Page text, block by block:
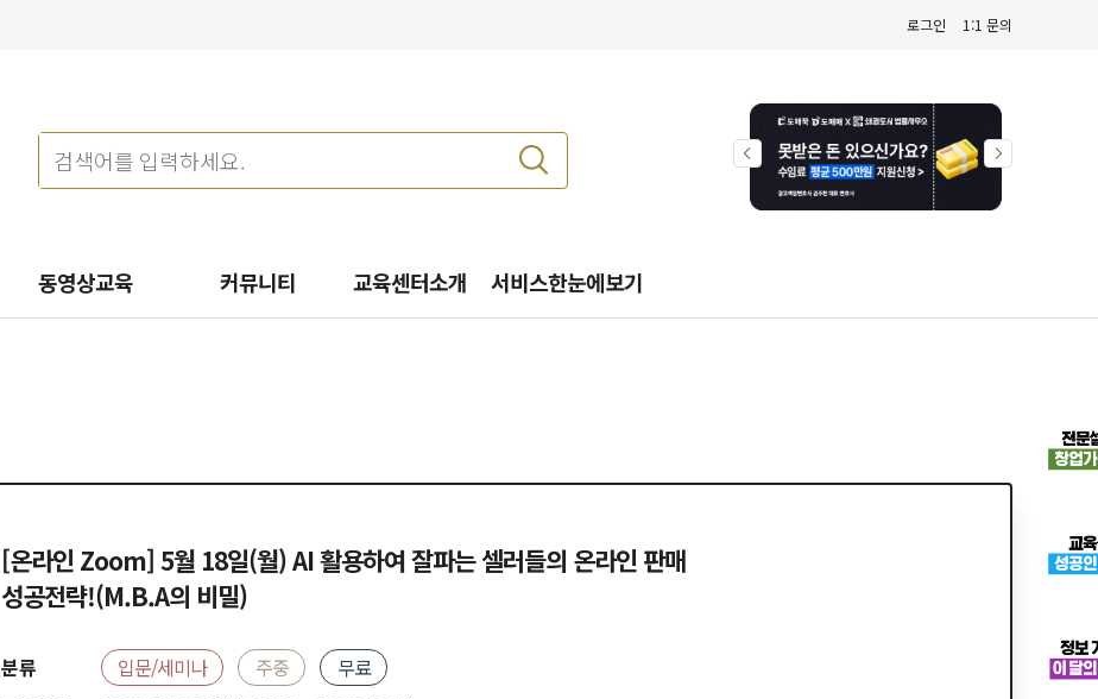
로그인 1:1 문의
동영상교육 커뮤니티 교육센터소개 서비스한눈에보기
[온라인 Zoom] 5월 18일(월) AI 활용하여 잘파는 셀러들의 온라인 판매
성공전략!(M.B.A의 비밀)
분류 입문/세미나 주중
무료